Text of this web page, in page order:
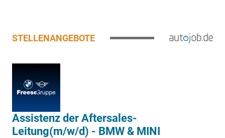
STELLENANGEBOTE
Assistenz der Aftersales-
Leitung(m/w/d) - BMW & MINI